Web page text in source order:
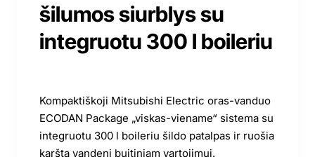
šilumos siurblys su
integruotu 300 l boileriu
Kompaktiškoji Mitsubishi Electric oras-vanduo
ECODAN Package „viskas-viename“ sistema su
integruotu 300 l boileriu šildo patalpas ir ruošia
karštą vandenį buitiniam vartojimui.